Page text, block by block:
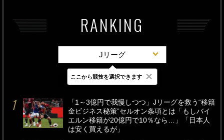
RANKING
Jリーグ
最新 24時間 週間
「1～3億円で我慢しつつ」Jリーグを救う“移籍
金ビジネス秘策”セルオン条項とは「もしバイ
エルン移籍が20億円で10％なら…」「日本人
は安く買えるが」
ここから競技を選択できます ×